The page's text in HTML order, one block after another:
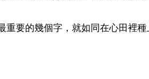
要的幾個字，就如同在心田裡種